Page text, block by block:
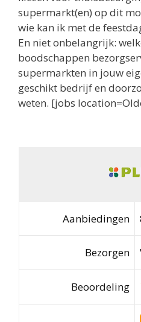
supermarkt(en) op dit
wie kan ik met de
En niet onbelangrijk:
boodschappen
supermarkten in jouw
geschikt bedrijf en
weten. [jobs
Aanbiedingen
Bezorgen
Beoordeling